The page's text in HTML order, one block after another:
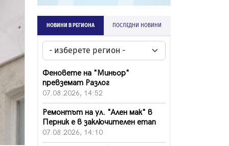
НОВИНИ В РЕГИОНА ПОСЛЕДНИ НОВИНИ
Феновете на "Миньор"
превземат Разлог
07.08.2026, 14:52
Ремонтът на ул. "Ален мак" в
Перник е в заключителен етап
07.08.2026, 14:10